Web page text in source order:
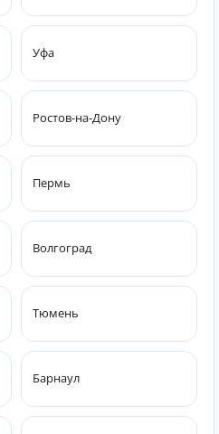
Уфа
Ростов-на-Дону
Пермь
Волгоград
Тюмень
Барнаул